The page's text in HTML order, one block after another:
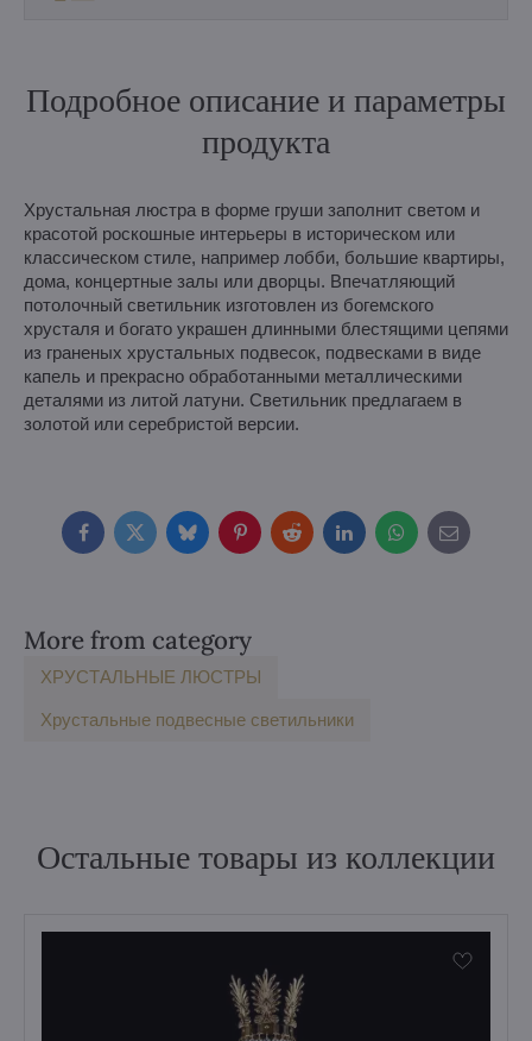
Подробное описание и параметры
продукта
Хрустальная люстра в форме груши заполнит светом и
красотой роскошные интерьеры в историческом или
классическом стиле, например лобби, большие квартиры,
дома, концертные залы или дворцы. Впечатляющий
потолочный светильник изготовлен из богемского
хрусталя и богато украшен длинными блестящими цепями
из граненых хрустальных подвесок, подвесками в виде
капель и прекрасно обработанными металлическими
деталями из литой латуни. Светильник предлагаем в
золотой или серебристой версии.
FacebookTwitterBlueskyPinterestRedditLinkedInWhatsApp
E-
mail
More from category
ХРУСТАЛЬНЫЕ ЛЮСТРЫ
Хрустальные подвесные светильники
Остальные товары из коллекции